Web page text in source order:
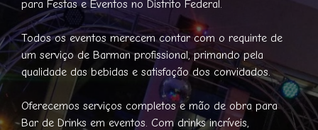
para Festas e Eventos no Distrito Federal.
Todos os eventos merecem contar com o requinte de
um serviço de Barman profissional, primando pela
qualidade das bebidas e satisfação dos convidados.
Oferecemos serviços completos e mão de obra para
Bar de Drinks em eventos. Com drinks incríveis,